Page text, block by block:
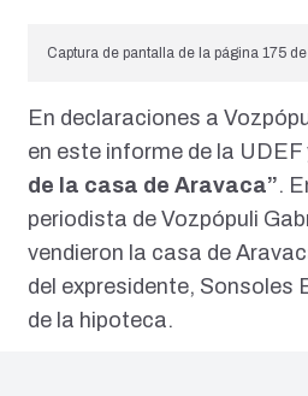
Captura de pantalla de la página 175
En declaraciones a
en este informe de la
de la casa de Aravaca”.
periodista de Vozpópuli
vendieron la casa de
del expresidente, Sonsoles
de la hipoteca.